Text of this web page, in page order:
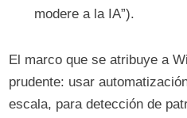
modere a la IA”).
El marco que se atribuye a
prudente: usar
escala, para detección de